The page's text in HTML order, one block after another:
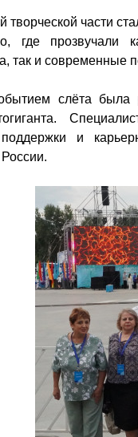
творческой части
где прозвучали
так и современные
слёта была
и